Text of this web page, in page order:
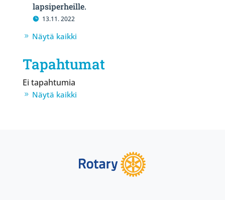
lapsiperheille.
13.11. 2022
Näytä kaikki
Tapahtumat
Ei tapahtumia
Näytä kaikki